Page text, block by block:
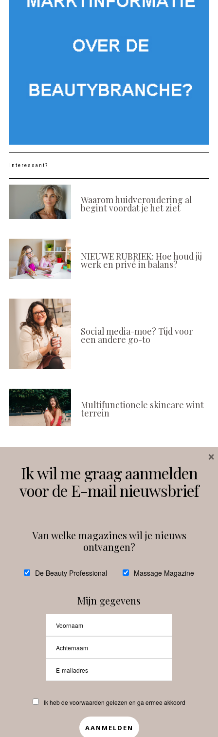
Interessant?
Waarom huidveroudering al
begint voordat je het ziet
NIEUWE RUBRIEK: Hoe houd jij
werk en privé in balans?
Social media-moe? Tijd voor
een andere go-to
Multifunctionele skincare wint
terrein
Instagram Facebook
debeautyprofessional
Beauty-Pro.nl
Abonneren Contact
APP
Ik wil me graag aanmelden
voor de E-mail nieuwsbrief
Van welke magazines wil je nieuws
ontvangen?
De Beauty Professional Massage Magazine
Mijn gegevens
Ik heb de voorwaarden gelezen en ga ermee akkoord
×